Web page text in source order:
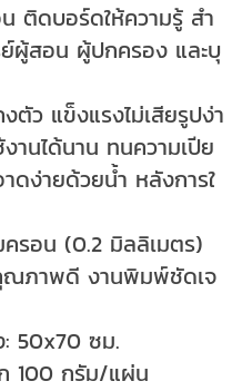
ติดบอร์ดให้ความรู้ สำ
ผู้สอน ผู้ปกครอง และบุ
ว แข็งแรงไม่เสียรูปง่า
านได้นาน ทนความเปีย
ดง่ายด้วยน้ำ หลังการใ
รอน (0.2 มิลลิเมตร)
ภาพดี งานพิมพ์ชัดเจ
: 50x70 ซม.
100 กรัม/แผ่น